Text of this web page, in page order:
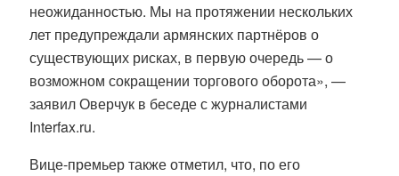
неожиданностью. Мы на протяжении нескольких
лет предупреждали армянских партнёров о
существующих рисках, в первую очередь — о
возможном сокращении торгового оборота», —
заявил Оверчук в беседе с журналистами
Interfax.ru.
Вице-премьер также отметил, что, по его